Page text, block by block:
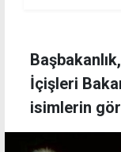
İçişleri
isimlerin